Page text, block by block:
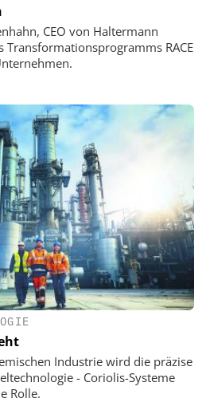
CEO von Haltermann
Transformationsprogramms RACE
Industrie wird die präzise
- Coriolis-Systeme
Rolle.